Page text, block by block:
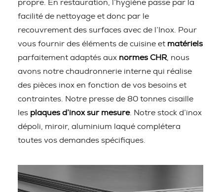
propre. En restauration, l’hygiène passe par la
facilité de nettoyage et donc par le
recouvrement des surfaces avec de l’Inox. Pour
vous fournir des éléments de cuisine et matériels
parfaitement adaptés aux normes CHR , nous
avons notre chaudronnerie interne qui réalise
des pièces inox en fonction de vos besoins et
contraintes. Notre presse de 80 tonnes cisaille
les plaques d’inox sur mesure. Notre stock d’inox
dépoli, miroir, aluminium laqué complétera
toutes vos demandes spécifiques.